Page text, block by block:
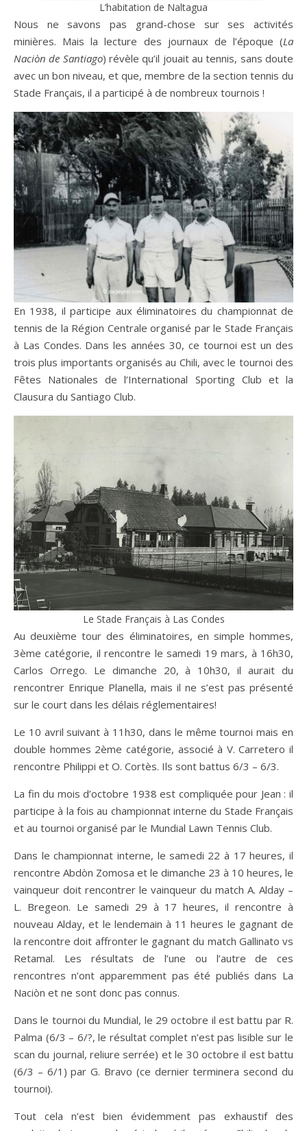
L’habitation de Naltagua
Nous ne savons pas grand-chose sur ses activités
minières. Mais la lecture des journaux de l’époque (La
Naciòn de Santiago) révèle qu’il jouait au tennis, sans doute
avec un bon niveau, et que, membre de la section tennis du
Stade Français, il a participé à de nombreux tournois !
En 1938, il participe aux éliminatoires du championnat de
tennis de la Région Centrale organisé par le Stade Français
à Las Condes. Dans les années 30, ce tournoi est un des
trois plus importants organisés au Chili, avec le tournoi des
Fêtes Nationales de l’International Sporting Club et la
Clausura du Santiago Club.
Le Stade Français à Las Condes
Au deuxième tour des éliminatoires, en simple hommes,
3ème catégorie, il rencontre le samedi 19 mars, à 16h30,
Carlos Orrego. Le dimanche 20, à 10h30, il aurait du
rencontrer Enrique Planella, mais il ne s’est pas présenté
sur le court dans les délais réglementaires!
Le 10 avril suivant à 11h30, dans le même tournoi mais en
double hommes 2ème catégorie, associé à V. Carretero il
rencontre Philippi et O. Cortès. Ils sont battus 6/3 – 6/3.
La fin du mois d’octobre 1938 est compliquée pour Jean : il
participe à la fois au championnat interne du Stade Français
et au tournoi organisé par le Mundial Lawn Tennis Club.
Dans le championnat interne, le samedi 22 à 17 heures, il
rencontre Abdòn Zomosa et le dimanche 23 à 10 heures, le
vainqueur doit rencontrer le vainqueur du match A. Alday –
L. Bregeon. Le samedi 29 à 17 heures, il rencontre à
nouveau Alday, et le lendemain à 11 heures le gagnant de
la rencontre doit affronter le gagnant du match Gallinato vs
Retamal. Les résultats de l’une ou l’autre de ces
rencontres n’ont apparemment pas été publiés dans La
Naciòn et ne sont donc pas connus.
Dans le tournoi du Mundial, le 29 octobre il est battu par R.
Palma (6/3 – 6/?, le résultat complet n’est pas lisible sur le
scan du journal, reliure serrée) et le 30 octobre il est battu
(6/3 – 6/1) par G. Bravo (ce dernier terminera second du
tournoi).
Tout cela n’est bien évidemment pas exhaustif des